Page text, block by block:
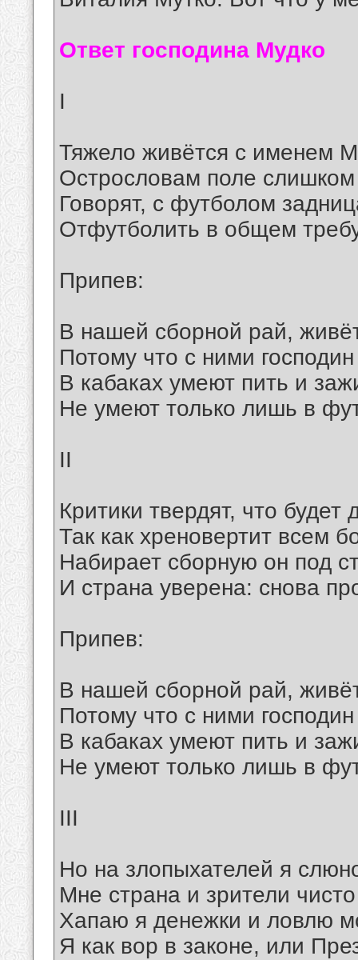
Ответ господина Мудко
I
Тяжело живётся с именем
Острословам поле слишком
Говорят, с футболом
Отфутболить в общем
Припев:
В нашей сборной рай,
Потому что с ними
В кабаках умеют пить и
Не умеют только лишь в
II
Критики твердят, что будет
Так как хреновертит всем
Набирает сборную он под
И страна уверена: снова
Припев:
В нашей сборной рай,
Потому что с ними
В кабаках умеют пить и
Не умеют только лишь в
III
Но на злопыхателей я
Мне страна и зрители
Хапаю я денежки и ловлю
Я как вор в законе, или